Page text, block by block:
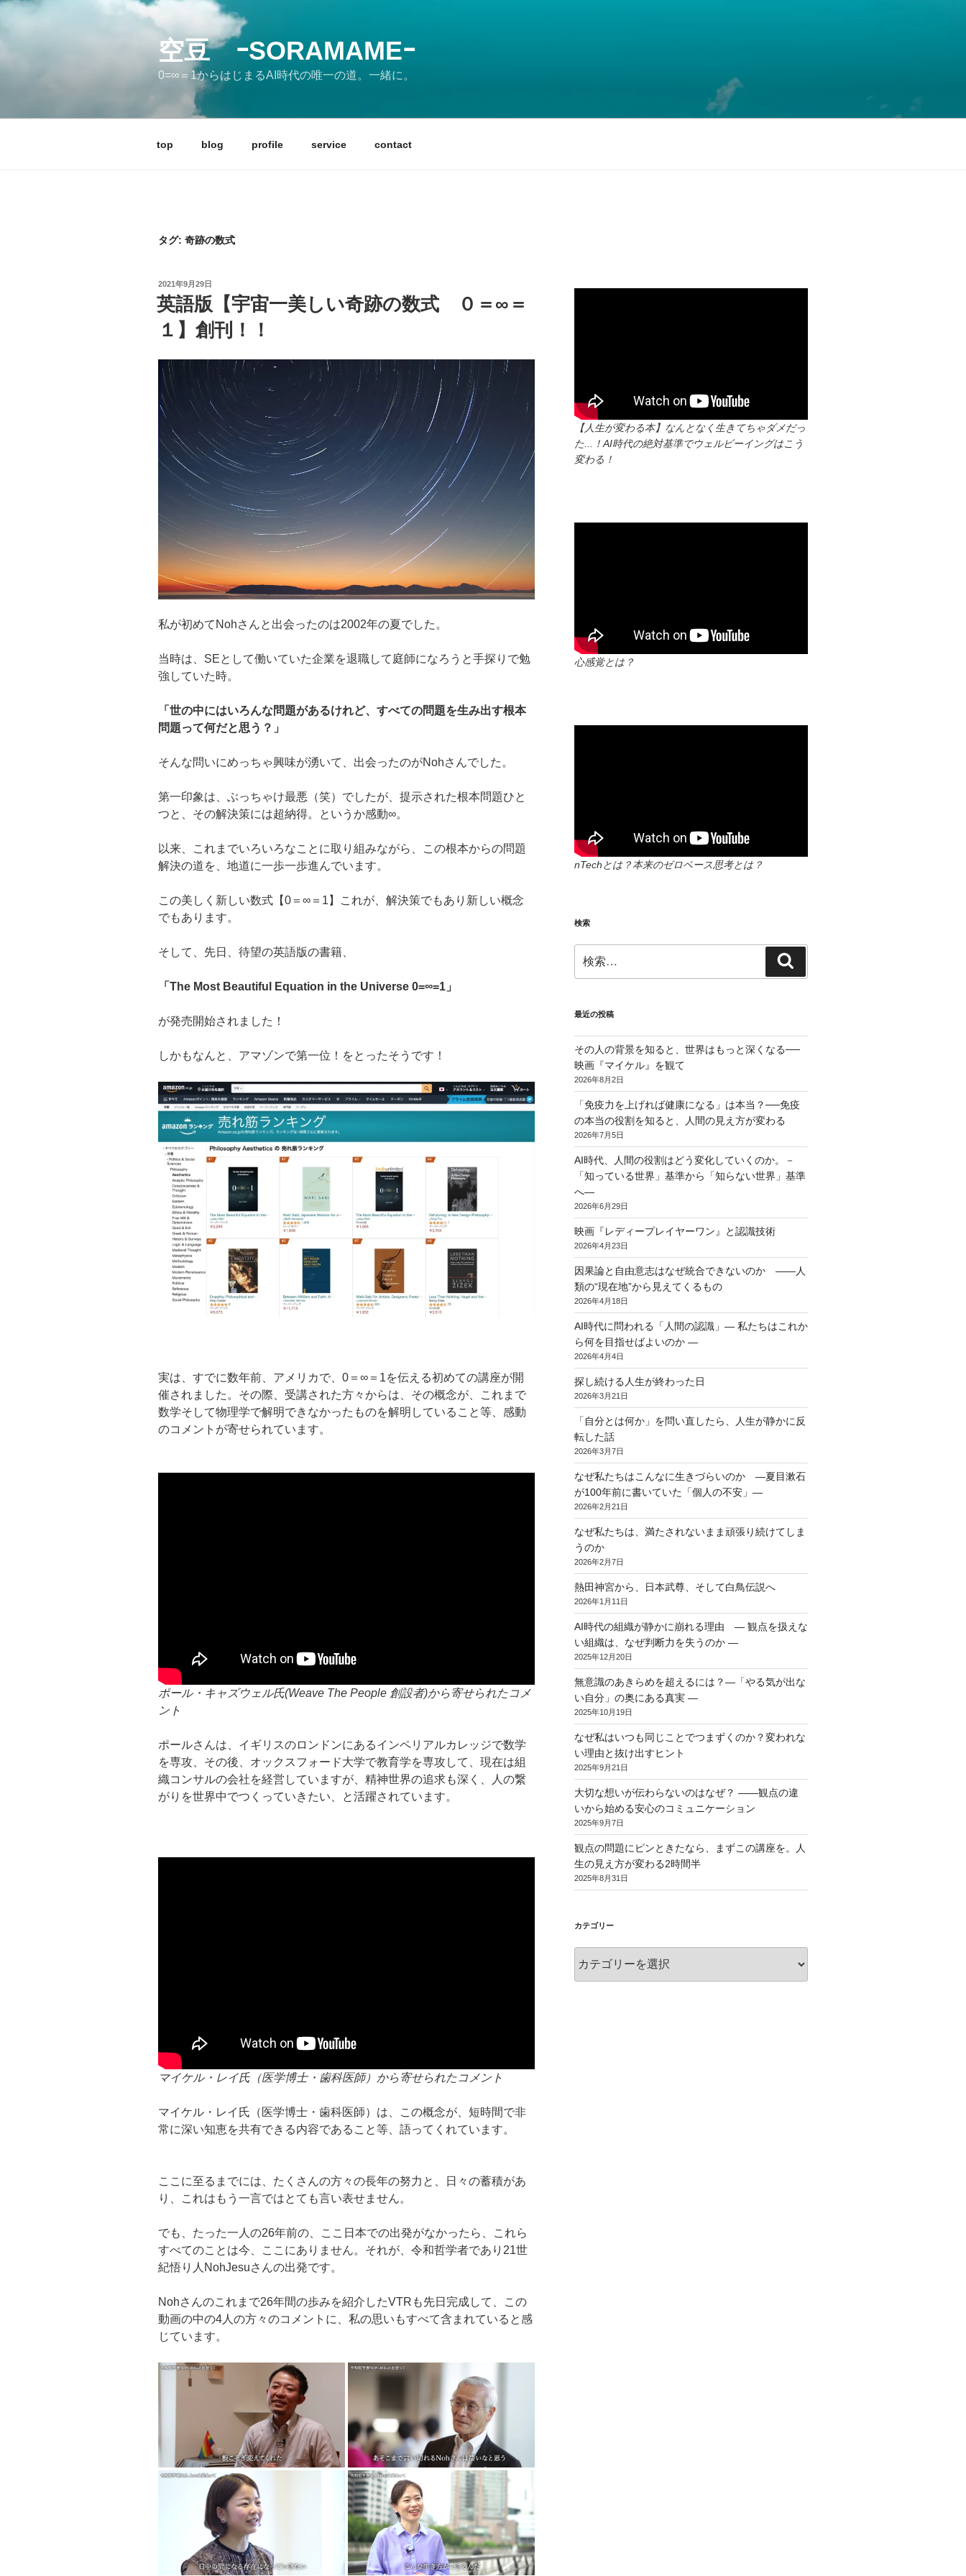
コ
空豆 ｰSORAMAMEｰ
0=∞＝1からはじまるAI時代の唯一の道。一緒に。
top blog profile service contact
タグ: 奇跡の数式
投
稿
日:
2021年9月29日
英語版【宇宙一美しい奇跡の数式 ０＝∞＝
１】創刊！！
私が初めてNohさんと出会ったのは2002年の夏でした。
当時は、SEとして働いていた企業を退職して庭師になろうと手探りで勉
強していた時。
「世の中にはいろんな問題があるけれど、すべての問題を生み出す根本
問題って何だと思う？」
そんな問いにめっちゃ興味が湧いて、出会ったのがNohさんでした。
第一印象は、ぶっちゃけ最悪（笑）でしたが、提示された根本問題ひと
つと、その解決策には超納得。というか感動∞。
以来、これまでいろいろなことに取り組みながら、この根本からの問題
解決の道を、地道に一歩一歩進んでいます。
この美しく新しい数式【0＝∞＝1】これが、解決策でもあり新しい概念
でもあります。
そして、先日、待望の英語版の書籍、
「The Most Beautiful Equation in the Universe 0=∞=1」
が発売開始されました！
しかもなんと、アマゾンで第一位！をとったそうです！
実は、すでに数年前、アメリカで、0＝∞＝1を伝える初めての講座が開
催されました。その際、受講された方々からは、その概念が、これまで
数学そして物理学で解明できなかったものを解明していること等、感動
のコメントが寄せられています。
ポール・キャズウェル氏(Weave The People 創設者)から寄せられたコメ
ント
ポールさんは、イギリスのロンドンにあるインペリアルカレッジで数学
を専攻、その後、オックスフォード大学で教育学を専攻して、現在は組
織コンサルの会社を経営していますが、精神世界の追求も深く、人の繋
がりを世界中でつくっていきたい、と活躍されています。
マイケル・レイ氏（医学博士・歯科医師）から寄せられたコメント
マイケル・レイ氏（医学博士・歯科医師）は、この概念が、短時間で非
常に深い知恵を共有できる内容であること等、語ってくれています。
ここに至るまでには、たくさんの方々の長年の努力と、日々の蓄積があ
り、これはもう一言ではとても言い表せません。
でも、たった一人の26年前の、ここ日本での出発がなかったら、これら
すべてのことは今、ここにありません。それが、令和哲学者であり21世
紀悟り人NohJesuさんの出発です。
Nohさんのこれまで26年間の歩みを紹介したVTRも先日完成して、この
動画の中の4人の方々のコメントに、私の思いもすべて含まれていると感
じています。
【人生が変わる本】なんとなく生きてちゃダメだっ
た...！AI時代の絶対基準でウェルビーイングはこう
変わる！
心感覚とは？
nTechとは？本来のゼロベース思考とは？
検索
索:
索
最近の投稿
その人の背景を知ると、世界はもっと深くなる──
映画『マイケル』を観て
2026年8月2日
「免疫力を上げれば健康になる」は本当？──免疫
の本当の役割を知ると、人間の見え方が変わる
2026年7月5日
AI時代、人間の役割はどう変化していくのか。－
「知っている世界」基準から「知らない世界」基準
へ―
2026年6月29日
映画『レディープレイヤーワン』と認識技術
2026年4月23日
因果論と自由意志はなぜ統合できないのか ――人
類の“現在地”から見えてくるもの
2026年4月18日
AI時代に問われる「人間の認識」― 私たちはこれか
ら何を目指せばよいのか ―
2026年4月4日
探し続ける人生が終わった日
2026年3月21日
「自分とは何か」を問い直したら、人生が静かに反
転した話
2026年3月7日
なぜ私たちはこんなに生きづらいのか ―夏目漱石
が100年前に書いていた「個人の不安」―
2026年2月21日
なぜ私たちは、満たされないまま頑張り続けてしま
うのか
2026年2月7日
熱田神宮から、日本武尊、そして白鳥伝説へ
2026年1月11日
AI時代の組織が静かに崩れる理由 ― 観点を扱えな
い組織は、なぜ判断力を失うのか ―
2025年12月20日
無意識のあきらめを超えるには？―「やる気が出な
い自分」の奥にある真実 ―
2025年10月19日
なぜ私はいつも同じことでつまずくのか？変われな
い理由と抜け出すヒント
2025年9月21日
大切な想いが伝わらないのはなぜ？ ――観点の違
いから始める安心のコミュニケーション
2025年9月7日
観点の問題にピンときたなら、まずこの講座を。人
生の見え方が変わる2時間半
2025年8月31日
カテゴリー
テ